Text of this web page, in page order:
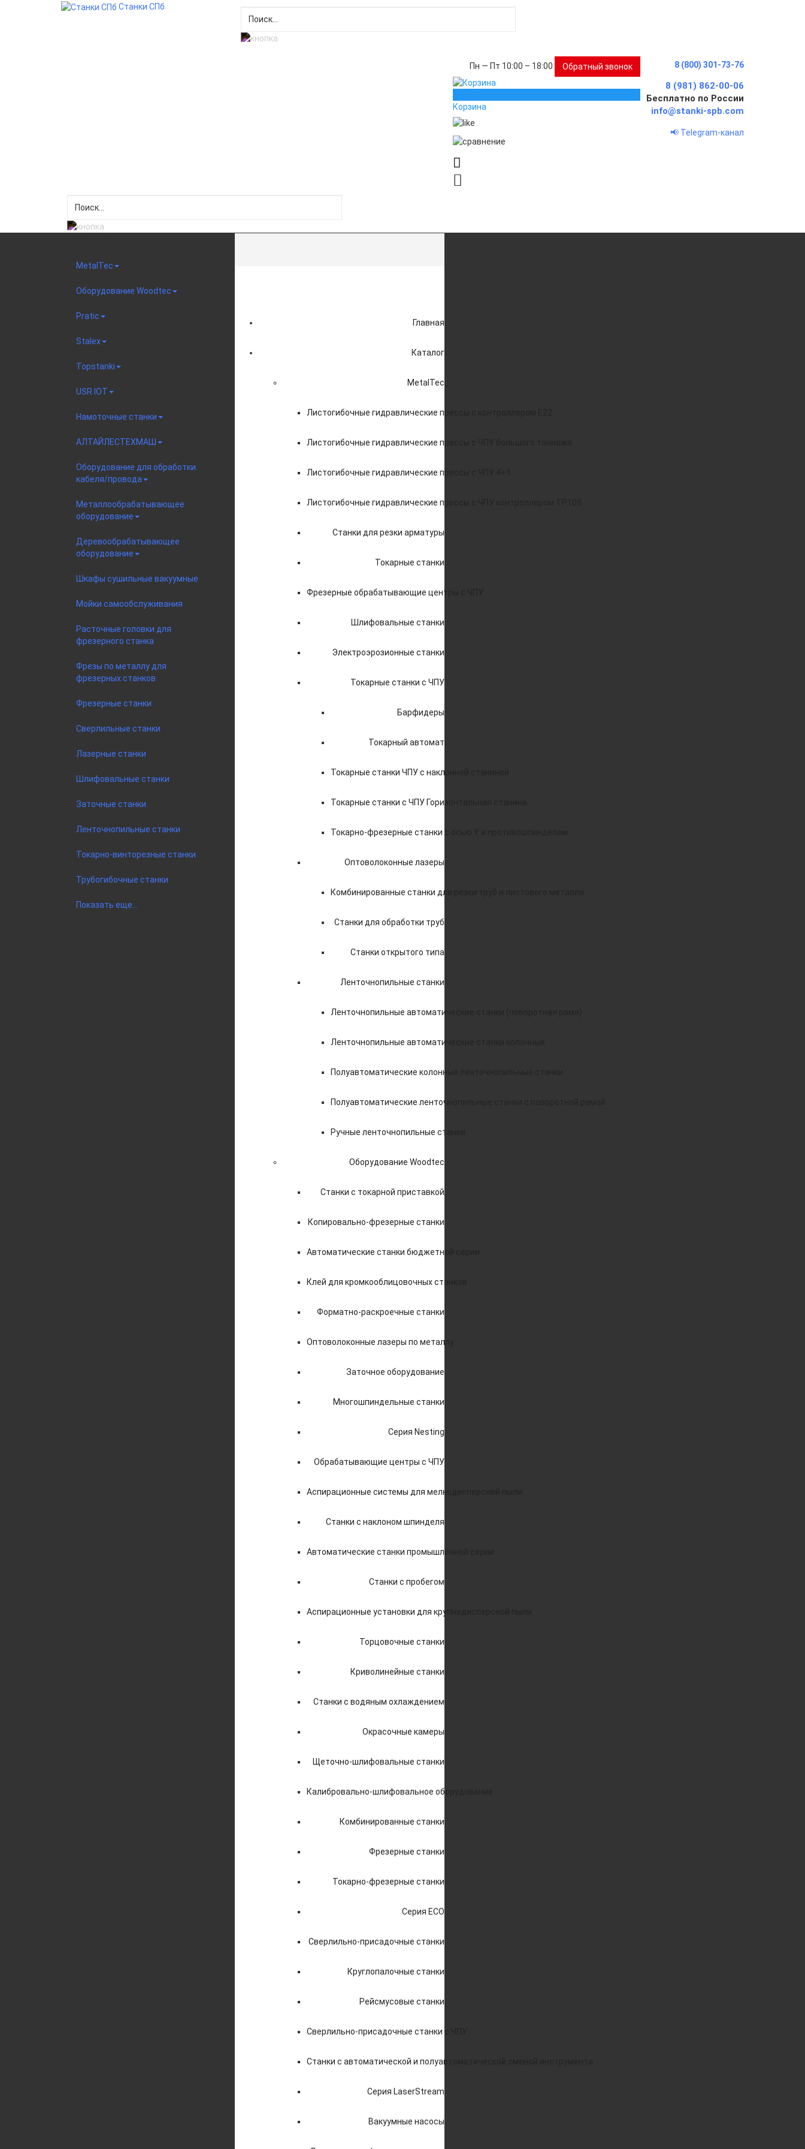
Станки СПб
Пн — Пт 10:00 – 18:00 Обратный звонок
Корзина
8 (800) 301-73-76
8 (981) 862-00-06
Бесплатно по России
info@stanki-spb.com
📢 Telegram-канал
MetalTec
Оборудование Woodtec
Pratic
Stalex
Topstanki
USR IOT
Намоточные станки
АЛТАЙЛЕСТЕХМАШ
Оборудование для обработки
кабеля/провода
Металлообрабатывающее
оборудование
Деревообрабатывающее
оборудование
Шкафы сушильные вакуумные
Мойки самообслуживания
Расточные головки для
фрезерного станка
Фрезы по металлу для
фрезерных станков
Фрезерные станки
Сверлильные станки
Лазерные станки
Шлифовальные станки
Заточные станки
Ленточнопильные станки
Токарно-винторезные станки
Трубогибочные станки
Показать еще...
Главная
Каталог
MetalTec
Листогибочные гидравлические прессы с контроллером E22
Листогибочные гидравлические прессы с ЧПУ большого тоннажа
Листогибочные гидравлические прессы с ЧПУ 4+1
Листогибочные гидравлические прессы с ЧПУ контроллером TP10S
Станки для резки арматуры
Токарные станки
Фрезерные обрабатывающие центры с ЧПУ
Шлифовальные станки
Электроэрозионные станки
Токарные станки с ЧПУ
Барфидеры
Токарный автомат
Токарные станки ЧПУ c наклонной станиной
Токарные станки с ЧПУ Горизонтальная станина
Токарно-фрезерные станки с осью Y и противошпинделем
Оптоволоконные лазеры
Комбинированные станки для резки труб и листового металла
Станки для обработки труб
Станки открытого типа
Ленточнопильные станки
Ленточнопильные автоматические станки (поворотная рама)
Ленточнопильные автоматические станки колонные
Полуавтоматические колонные ленточнопильные станки
Полуавтоматические ленточнопильные станки с поворотной рамой
Ручные ленточнопильные станки
Оборудование Woodtec
Станки с токарной приставкой
Копировально-фрезерные станки
Автоматические станки бюджетной серии
Клей для кромкооблицовочных станков
Форматно-раскроечные станки
Оптоволоконные лазеры по металлу
Заточное оборудование
Многошпиндельные станки
Серия Nesting
Обрабатывающие центры с ЧПУ
Аспирационные системы для мелкодисперсной пыли
Станки с наклоном шпинделя
Автоматические станки промышленной серии
Станки с пробегом
Аспирационные установки для крупнодисперсной пыли
Торцовочные станки
Криволинейные станки
Станки с водяным охлаждением
Окрасочные камеры
Щеточно-шлифовальные станки
Калибровально-шлифовальное оборудование
Комбинированные станки
Фрезерные станки
Токарно-фрезерные станки
Серия ECO
Сверлильно-присадочные станки
Круглопалочные станки
Рейсмусовые станки
Сверлильно-присадочные станки с ЧПУ
Станки с автоматической и полуавтоматической сменой инструмента
Серия LaserStream
Вакуумные насосы